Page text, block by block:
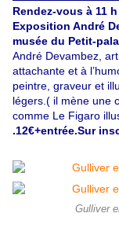
Rendez-vous à 11 h
Exposition André
musée du Petit-
André Devambez,
attachante et à
peintre, graveur et
légers.( il mène une
comme Le Figaro
.12€+entrée.Sur
Gulliver